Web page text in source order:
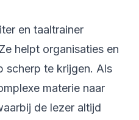
en taaltrainer
helpt organisaties en
scherp te krijgen. Als
materie naar
de lezer altijd